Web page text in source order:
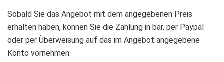
Sobald Sie das Angebot mit dem angegebenen Preis
erhalten haben, können Sie die Zahlung in bar, per Paypal
oder per Überweisung auf das im Angebot angegebene
Konto vornehmen.